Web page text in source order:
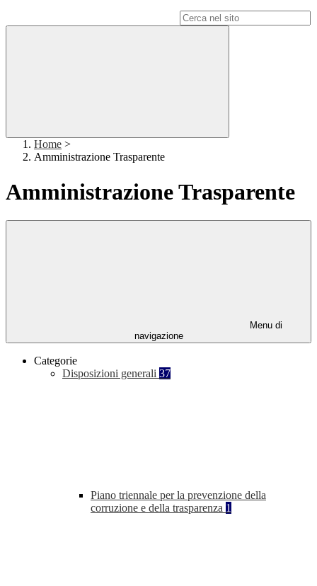
Home >
Amministrazione Trasparente
Amministrazione Trasparente
Menu di
navigazione
Categorie
Disposizioni generali 37
Piano triennale per la prevenzione della
corruzione e della trasparenza 1